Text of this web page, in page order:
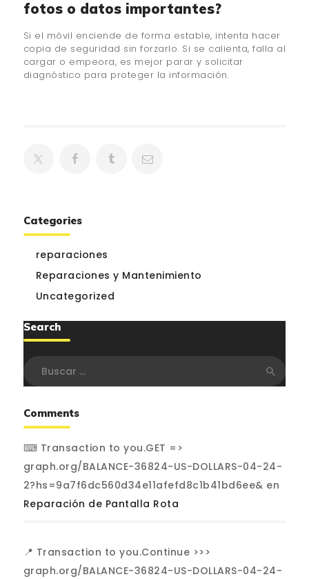
fotos o datos importantes?
Si el móvil enciende de forma estable, intenta hacer
copia de seguridad sin forzarlo. Si se calienta, falla al
cargar o empeora, es mejor parar y solicitar
diagnóstico para proteger la información.
Categories
reparaciones
Reparaciones y Mantenimiento
Uncategorized
Search
Comments
⌨ Transaction to you.GET =>
graph.org/BALANCE-36824-US-DOLLARS-04-24-
2?hs=9a7f6dc560d34e11afefd8c1b41bd6ee& en
Reparación de Pantalla Rota
📍 Transaction to you.Continue >>>
graph.org/BALANCE-36824-US-DOLLARS-04-24-